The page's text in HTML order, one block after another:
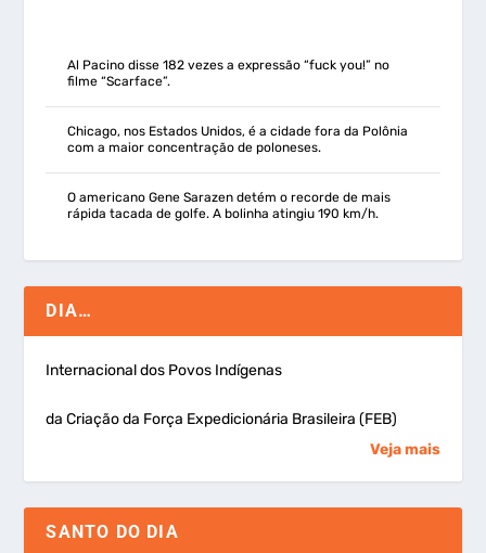
Al Pacino disse 182 vezes a expressão “fuck you!” no
filme “Scarface”.
Chicago, nos Estados Unidos, é a cidade fora da Polônia
com a maior concentração de poloneses.
O americano Gene Sarazen detém o recorde de mais
rápida tacada de golfe. A bolinha atingiu 190 km/h.
DIA…
Internacional dos Povos Indígenas
da Criação da Força Expedicionária Brasileira (FEB)
Veja mais
SANTO DO DIA